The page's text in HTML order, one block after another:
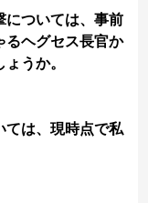
については、事前
るヘグセス長官か
うか。
ては、現時点で私